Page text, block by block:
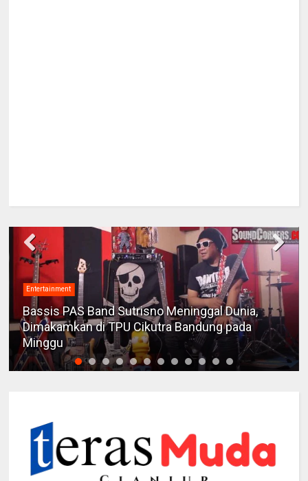
Entertainment
Bassis PAS Band Sutrisno Meninggal Dunia,
Dimakamkan di TPU Cikutra Bandung pada
Minggu